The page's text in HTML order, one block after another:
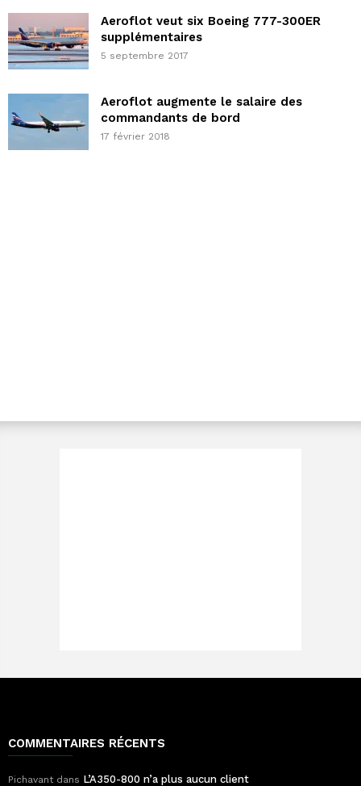
Aeroflot veut six Boeing 777-300ER
supplémentaires
5 septembre 2017
Aeroflot augmente le salaire des
commandants de bord
17 février 2018
COMMENTAIRES RÉCENTS
Pichavant dans L’A350-800 n’a plus aucun client